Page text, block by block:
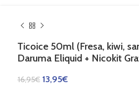
Ticoice 50ml (Fresa, kiwi,
Daruma Eliquid + Nicokit
16,95€ 13,95€